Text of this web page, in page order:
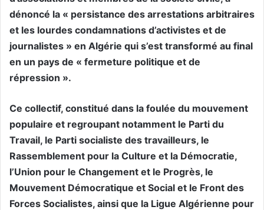
dénoncé la « persistance des arrestations arbitraires
et les lourdes condamnations d’activistes et de
journalistes » en Algérie qui s’est transformé au final
en un pays de « fermeture politique et de
répression ».
Ce collectif, constitué dans la foulée du mouvement
populaire et regroupant notamment le Parti du
Travail, le Parti socialiste des travailleurs, le
Rassemblement pour la Culture et la Démocratie,
l’Union pour le Changement et le Progrès, le
Mouvement Démocratique et Social et le Front des
Forces Socialistes, ainsi que la Ligue Algérienne pour